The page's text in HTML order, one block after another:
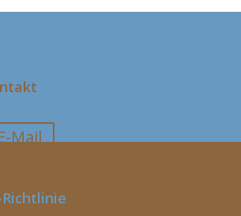
Kathreintanz
Mail